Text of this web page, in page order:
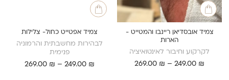
צמיד אובסדיאן ריינבו והמטייט -
הארות
לקרקוע וחיבור לאינטואיציה
249.00 ₪
–
269.00 ₪
טווח
צמיד אפטייט כחול- צלילות
לבהירות מחשבתית והרמוניה
פנימית
249.00 ₪
–
269.00 ₪
טווח